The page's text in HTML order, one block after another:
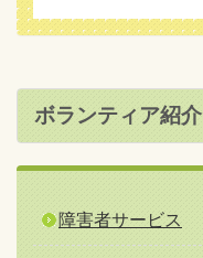
ボランティア紹介
障害者サービス